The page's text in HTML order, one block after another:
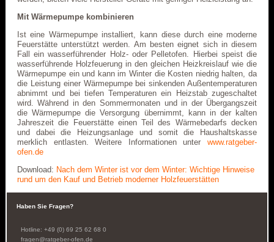
Mit Wärmepumpe kombinieren
Ist eine Wärmepumpe installiert, kann diese durch eine moderne
Feuerstätte unterstützt werden. Am besten eignet sich in diesem
Fall ein wasserführender Holz- oder Pelletofen. Hierbei speist die
wasserführende Holzfeuerung in den gleichen Heizkreislauf wie die
Wärmepumpe ein und kann im Winter die Kosten niedrig halten, da
die Leistung einer Wärmepumpe bei sinkenden Außentemperaturen
abnimmt und bei tiefen Temperaturen ein Heizstab zugeschaltet
wird. Während in den Sommermonaten und in der Übergangszeit
die Wärmepumpe die Versorgung übernimmt, kann in der kalten
Jahreszeit die Feuerstätte einen Teil des Wärmebedarfs decken
und dabei die Heizungsanlage und somit die Haushaltskasse
merklich entlasten. Weitere Informationen unterwww.ratgeber-
ofen.de
Download: Nach dem Winter ist vor dem Winter: Wichtige Hinweise
rund um den Kauf und Betrieb moderner Holzfeuerstätten
Haben Sie Fragen?
Hotline: +49 (0) 69 25 62 68 0
fragen@ratgeber-ofen.de